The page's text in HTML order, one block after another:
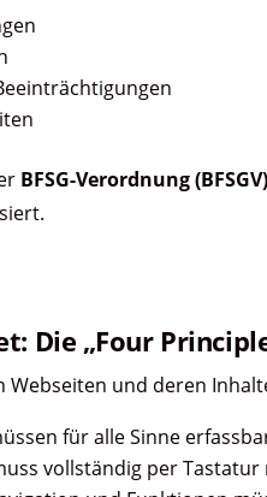
BFSG-Verordnung (BFSGV)
Die „Four
Webseiten und deren
für alle Sinne
vollständig per Tastatur